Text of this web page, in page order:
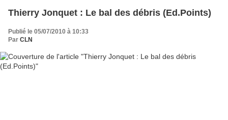
Thierry Jonquet : Le bal des débris (Ed.Points)
Publié le 05/07/2010 à 10:33
Par CLN